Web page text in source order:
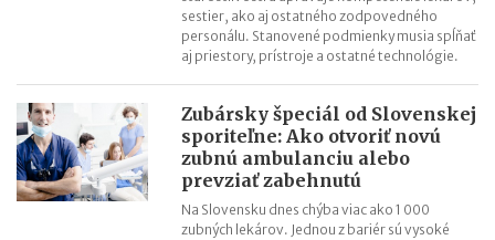
sestier, ako aj ostatného zodpovedného
personálu. Stanovené podmienky musia spĺňať
aj priestory, prístroje a ostatné technológie.
Zubársky špeciál od Slovenskej
sporiteľne: Ako otvoriť novú
zubnú ambulanciu alebo
prevziať zabehnutú
Na Slovensku dnes chýba viac ako 1 000
zubných lekárov. Jednou z bariér sú vysoké